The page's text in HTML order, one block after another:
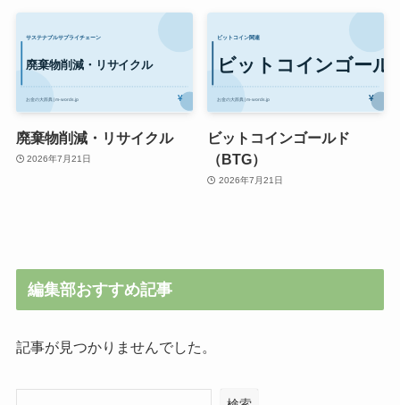
廃棄物削減・リサイクル
2026年7月21日
ビットコインゴールド
（BTG）
2026年7月21日
編集部おすすめ記事
記事が見つかりませんでした。